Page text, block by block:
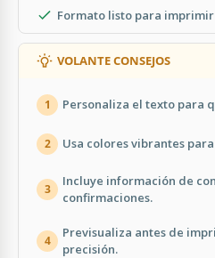
Formato listo para
VOLANTE CONSEJOS
1 Personaliza el texto para
2 Usa colores vibrantes
3
Incluye información de
confirmaciones.
4
Previsualiza antes de
precisión.